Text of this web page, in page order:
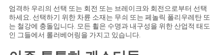
엄격하 우리의 선택 또는 회전 또는 브레이크와 회전으로부터 선택
하세요. 선택하기 위한 차륜 소재는 무쇠 또는 페놀릭 폴리우레탄 또
는 철강에 충돌입니다. 모든 휠은 수명과 내구성을 위한 산업적 태도
인 그들에서 롤러베어링을 가지고 있습니다.